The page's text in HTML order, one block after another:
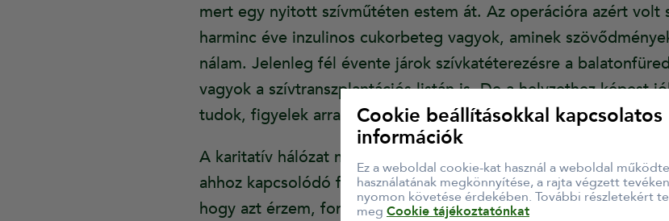
mert egy nyitott szívműtéten estem át. Az operációra azért volt
harminc éve inzulinos cukorbeteg vagyok, aminek
nálam. Jelenleg fél évente járok szívkatéterezésre a
vagyok a szívtranszplantációs listán is. De a helyzethez képest
tudok, figyelek arra, hogy minél tovább a saját szívemmel
A karitatív hálózat munkatársának mindene a kereskedelem,
ahhoz kapcsolódó feladatokat „Szeretek emberekkel
hogy azt érzem, fontos vagyok, hogy miután reggel felöltözöm
Cookie beállításokkal kapcsolatos
információk
Ez a weboldal cookie-kat használ a weboldal
használatának megkönnyítése, a rajta végzett
nyomon követése érdekében. További részletekért
meg Cookie tájékoztatónkat